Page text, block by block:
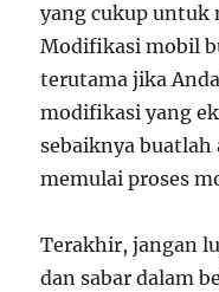
yang cukup
Modifikasi mobil
terutama jika
modifikasi yang
sebaiknya buatlah
memulai proses
Terakhir, jangan
dan sabar dalam